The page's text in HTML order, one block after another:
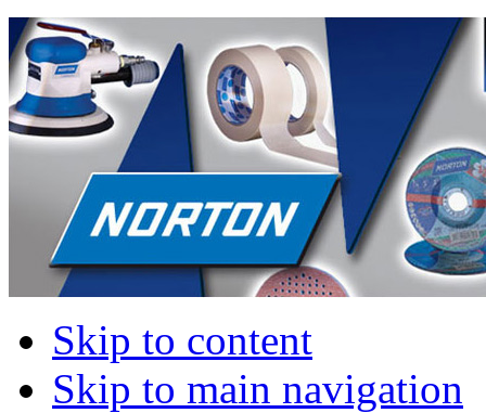
Skip to content
Skip to main navigation